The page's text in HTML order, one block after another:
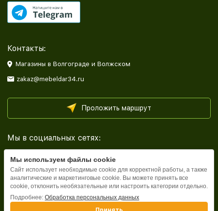
Контакты:
Магазины в Волгограде и Волжском
zakaz@mebeldar34.ru
Проложить маршрут
Мы в социальных сетях:
Каталог
Мы используем файлы cookie
Сайт использует необходимые cookie для корректной работы, а также
аналитические и маркетинговые cookie. Вы можете принять все
cookie, отклонить необязательные или настроить категории отдельно.
Подробнее: Обработка персональных данных